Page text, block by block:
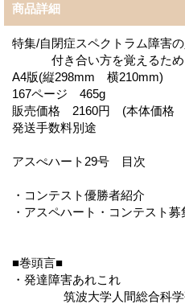
商品詳細
特集/自閉症スペクトラム障害
付き合い方を覚えるため
A4版(縦298mm 横210mm)
167ページ 465g
販売価格 2160円 (本体価
発送手数料別途
アスぺハート29号 目次
・コンテスト優勝者紹介
・アスペハート・コンテスト募
■巻頭言■
・発達障害あれこれ
筑波大学人間総合科学